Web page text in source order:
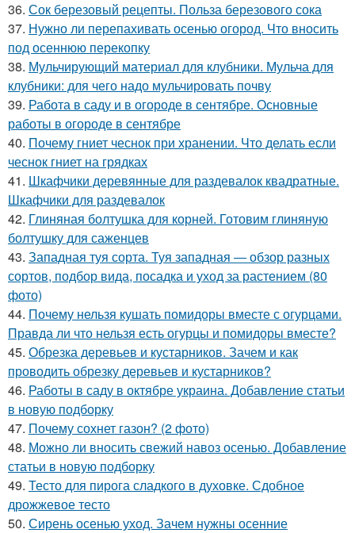
36. Сок березовый рецепты. Польза березового сока
37. Нужно ли перепахивать осенью огород. Что вносить
под осеннюю перекопку
38. Мульчирующий материал для клубники. Мульча для
клубники: для чего надо мульчировать почву
39. Работа в саду и в огороде в сентябре. Основные
работы в огороде в сентябре
40. Почему гниет чеснок при хранении. Что делать если
чеснок гниет на грядках
41. Шкафчики деревянные для раздевалок квадратные.
Шкафчики для раздевалок
42. Глиняная болтушка для корней. Готовим глиняную
болтушку для саженцев
43. Западная туя сорта. Туя западная — обзор разных
сортов, подбор вида, посадка и уход за растением (80
фото)
44. Почему нельзя кушать помидоры вместе с огурцами.
Правда ли что нельзя есть огурцы и помидоры вместе?
45. Обрезка деревьев и кустарников. Зачем и как
проводить обрезку деревьев и кустарников?
46. Работы в саду в октябре украина. Добавление статьи
в новую подборку
47. Почему сохнет газон? (2 фото)
48. Можно ли вносить свежий навоз осенью. Добавление
статьи в новую подборку
49. Тесто для пирога сладкого в духовке. Сдобное
дрожжевое тесто
50. Сирень осенью уход. Зачем нужны осенние